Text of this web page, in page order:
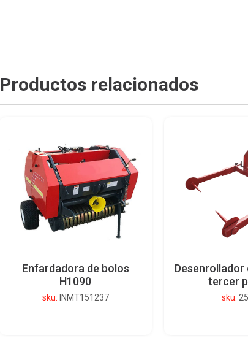
Productos relacionados
Enfardadora de bolos
H1090
sku: INMT151237
Desenrollador
tercer
sku: